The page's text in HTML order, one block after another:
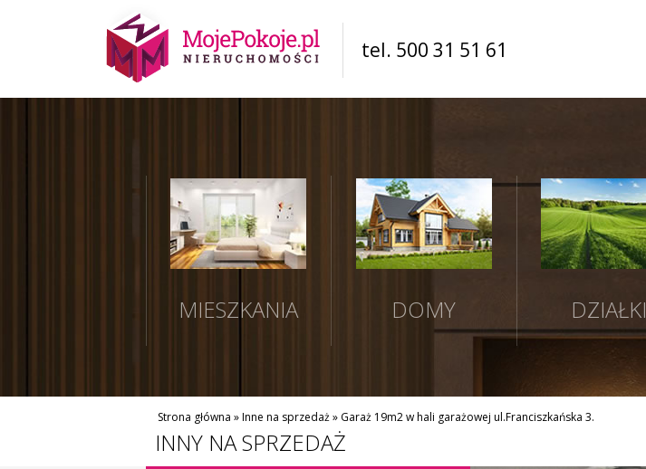
tel. 500 31 51 61
MIESZKANIA DOMY DZIAŁKI
Strona główna »Inne na sprzedaż» Garaż 19m2 w hali garażowej ul.Franciszkańska 3.
INNY NA SPRZEDAŻ